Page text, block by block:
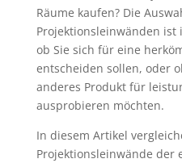
Räume kaufen? Die
Projektionsleinwänden ist
ob Sie sich für eine
entscheiden sollen, oder
anderes Produkt für
ausprobieren möchten.
In diesem Artikel
Projektionsleinwände der